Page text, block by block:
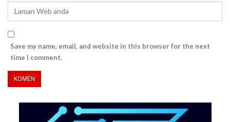
Save my name, email, and website in this browser for the next
time I comment.